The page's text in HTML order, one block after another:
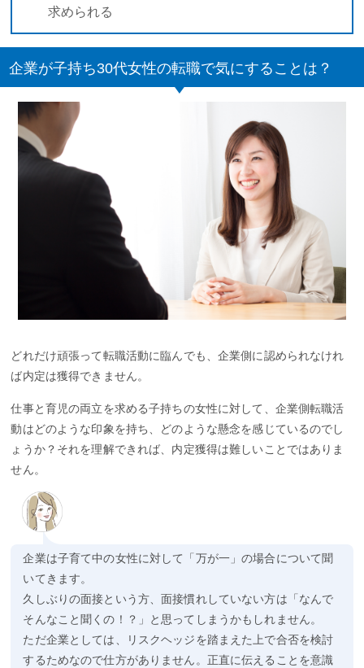
求められる
企業が子持ち30代女性の転職で気にすることは？
どれだけ頑張って転職活動に臨んでも、企業側に認められなけれ
ば内定は獲得できません。
仕事と育児の両立を求める子持ちの女性に対して、企業側転職活
動はどのような印象を持ち、どのような懸念を感じているのでし
ょうか？それを理解できれば、内定獲得は難しいことではありま
せん。
企業は子育て中の女性に対して「万が一」の場合について聞
いてきます。
久しぶりの面接という方、面接慣れしていない方は「なんで
そんなこと聞くの！？」と思ってしまうかもしれません。
ただ企業としては、リスクヘッジを踏まえた上で合否を検討
するためなので仕方がありません。正直に伝えることを意識